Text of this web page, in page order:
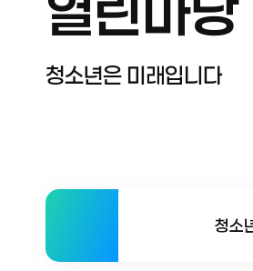
청소년은 미래입니다
청소